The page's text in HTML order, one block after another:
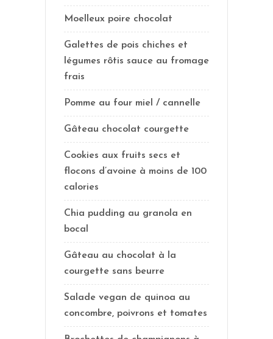
Moelleux poire chocolat
Galettes de pois chiches et
légumes rôtis sauce au fromage
frais
Pomme au four miel / cannelle
Gâteau chocolat courgette
Cookies aux fruits secs et
flocons d’avoine à moins de 100
calories
Chia pudding au granola en
bocal
Gâteau au chocolat à la
courgette sans beurre
Salade vegan de quinoa au
concombre, poivrons et tomates